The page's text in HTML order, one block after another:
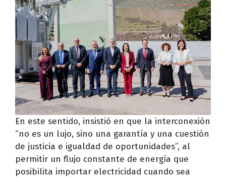
En este sentido, insistió en que la interconexión
“no es un lujo, sino una garantía y una cuestión
de justicia e igualdad de oportunidades”, al
permitir un flujo constante de energía que
posibilita importar electricidad cuando sea